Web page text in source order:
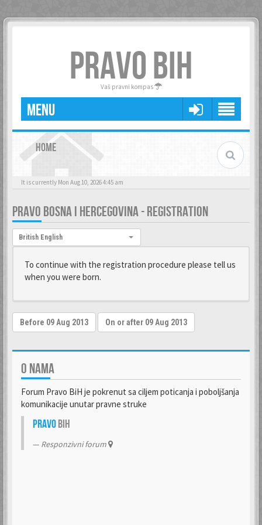
PRAVO BIH
Vaš pravni kompas
MENU
HOME
It is currently Mon Aug 10, 2026 4:45 am
PRAVO BOSNA I HERCEGOVINA - REGISTRATION
Language:
British English
To continue with the registration procedure please tell us
when you were born.
O NAMA
Forum Pravo BiH je pokrenut sa ciljem poticanja i poboljšanja
komunikacije unutar pravne struke
PravoBiH
Responzivni forum